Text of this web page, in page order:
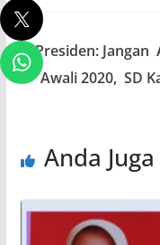
Presiden: Jangan
Awali 2020, SD
Anda